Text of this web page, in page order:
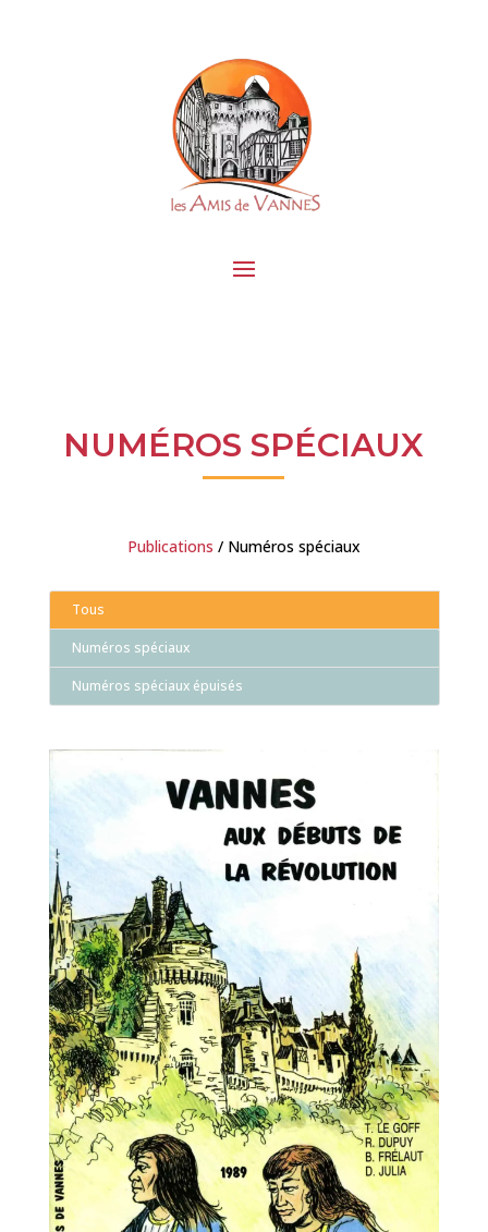
NUMÉROS SPÉCIAUX
Publications / Numéros spéciaux
Tous
Numéros spéciaux
Numéros spéciaux épuisés